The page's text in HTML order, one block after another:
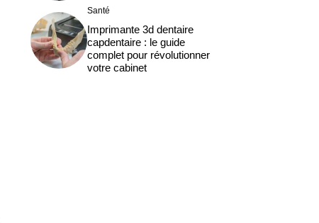
Santé
Imprimante 3d dentaire
capdentaire : le guide
complet pour révolutionner
votre cabinet